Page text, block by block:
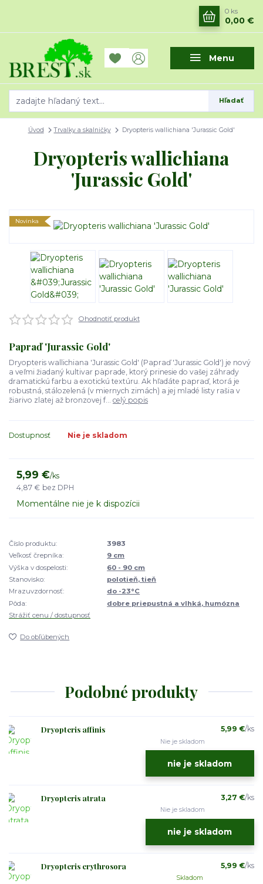
Menu
Hľadať
0 ks
0,00 €
Úvod Trvalky a skalničky Dryopteris wallichiana 'Jurassic Gold'
Dryopteris wallichiana
'Jurassic Gold'
Novinka
Ohodnotiť produkt
Papraď 'Jurassic Gold'
Dryopteris wallichiana 'Jurassic Gold' (Papraď 'Jurassic Gold') je nový
a veľmi žiadaný kultivar paprade, ktorý prinesie do vašej záhrady
dramatickú farbu a exotickú textúru. Ak hľadáte papraď, ktorá je
robustná, stálozelená (v miernych zimách) a jej mladé listy rašia v
žiarivo zlatej až bronzovej f... celý popis
Dostupnosť Nie je skladom
5,99 €/ks
4,87 € bez DPH
Momentálne nie je k dispozícii
Číslo produktu:
3983
Veľkosť črepníka:
9 cm
Výška v dospelosti:
60 - 90 cm
Stanovisko:
polotieň, tieň
Mrazuvzdornosť:
do -23°C
Pôda:
dobre priepustná a vlhká, humózna
Strážiť cenu / dostupnosť
Do obľúbených
Podobné produkty
Dryopteris affinis 5,99 €/ks
Nie je skladom
nie je skladom
Dryopteris atrata 3,27 €/ks
Nie je skladom
nie je skladom
Dryopteris erythrosora 5,99 €/ks
Skladom